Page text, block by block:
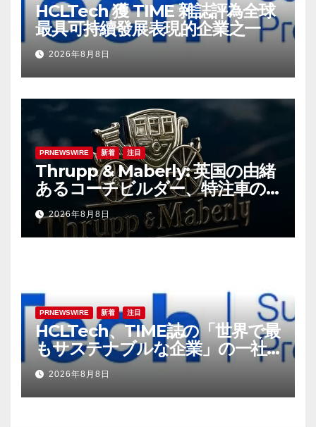
HCLTech 獲 TIME 雜誌評為全球
最具可持續發展表現的企業之一
2026年8月8日
PRNEWSWIRE 新着 注目
Thrupp & Maberly: 英国の由緒
あるコーチビルダー、特注車の
新時代へ
2026年8月8日
PRNEWSWIRE 新着 注目
HCLTech、TIME誌の「世界で最
もサステナブルな企業」の一社
に選出
2026年8月8日